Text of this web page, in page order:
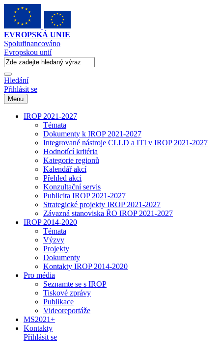
EVROPSKÁ UNIE
Spolufinancováno
Evropskou unií
Hledání
Přihlásit se
Menu
IROP 2021-2027
Témata
Dokumenty k IROP 2021-2027
Integrované nástroje CLLD a ITI v IROP 2021-2027
Hodnotící kritéria
Kategorie regionů
Kalendář akcí
Přehled akcí
Konzultační servis
Publicita IROP 2021-2027
Strategické projekty IROP 2021-2027
Závazná stanoviska ŘO IROP 2021-2027
IROP 2014-2020
Témata
Výzvy
Projekty
Dokumenty
Kontakty IROP 2014-2020
Pro média
Seznamte se s IROP
Tiskové zprávy
Publikace
Videoreportáže
MS2021+
Kontakty
Přihlásit se